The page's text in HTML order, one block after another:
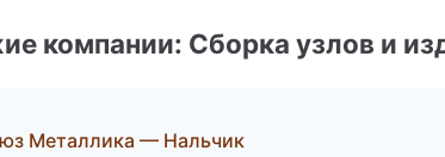
компании: Сборка узлов и
Металлика — Нальчик